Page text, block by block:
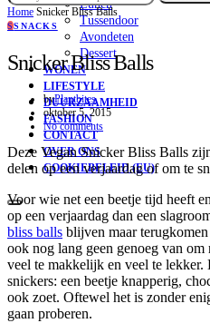
Lunch
Tussendoor
Avondeten
Dessert
WONEN
LIFESTYLE
DUURZAAMHEID
FASHION
CONTACT
OVER ONS
COOKIEBELEID (EU)
Home Snicker Bliss Balls
SSNACKS
Snicker Bliss Balls
byPlantbites
oktober 5, 2015
No comments
Deze Vegan Snicker Bliss Balls
delen op een verjaardag of om te
Voor wie net een beetje tijd heeft
op een verjaardag dan een
bliss balls blijven maar
ook nog lang geen genoeg van
veel te makkelijk en veel te lekker.
snickers: een beetje knapperig,
ook zoet. Oftewel het is zonder
gaan proberen.